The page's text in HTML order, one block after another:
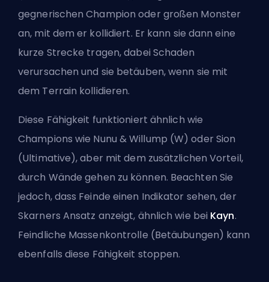
gegnerischen Champion oder großen Monster
an, mit dem er kollidiert. Er kann sie dann eine
kurze Strecke tragen, dabei Schaden
verursachen und sie betäuben, wenn sie mit
dem Terrain kollidieren.
Diese Fähigkeit funktioniert ähnlich wie
Champions wie Nunu & Willump (W) oder Sion
(Ultimative), aber mit dem zusätzlichen Vorteil,
durch Wände gehen zu können. Beachten Sie
jedoch, dass Feinde einen Indikator sehen, der
Skarners Ansatz anzeigt, ähnlich wie bei Kayn.
Feindliche Massenkontrolle (Betäubungen) kann
ebenfalls diese Fähigkeit stoppen.